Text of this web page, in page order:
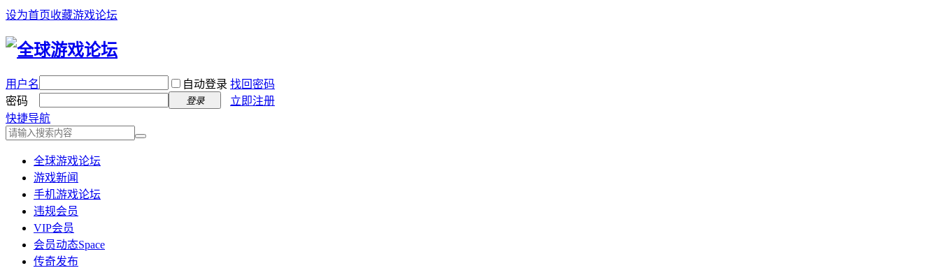
设为首页收藏游戏论坛
用户名 自动登录 找回密码
密码
登录
立即注册
快捷导航
全球游戏论坛
游戏新闻
手机游戏论坛
违规会员
VIP会员
会员动态Space
传奇发布